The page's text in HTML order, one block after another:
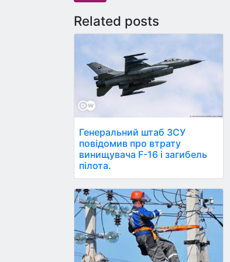
Related posts
Генеральний штаб ЗСУ
повідомив про втрату
винищувача F-16 і загибель
пілота.